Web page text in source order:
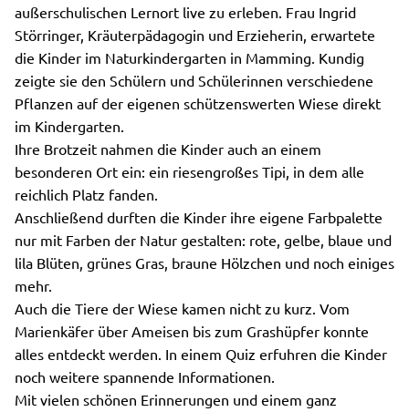
außerschulischen Lernort live zu erleben. Frau Ingrid
Störringer, Kräuterpädagogin und Erzieherin, erwartete
die Kinder im Naturkindergarten in Mamming. Kundig
zeigte sie den Schülern und Schülerinnen verschiedene
Pflanzen auf der eigenen schützenswerten Wiese direkt
im Kindergarten.
Ihre Brotzeit nahmen die Kinder auch an einem
besonderen Ort ein: ein riesengroßes Tipi, in dem alle
reichlich Platz fanden.
Anschließend durften die Kinder ihre eigene Farbpalette
nur mit Farben der Natur gestalten: rote, gelbe, blaue und
lila Blüten, grünes Gras, braune Hölzchen und noch einiges
mehr.
Auch die Tiere der Wiese kamen nicht zu kurz. Vom
Marienkäfer über Ameisen bis zum Grashüpfer konnte
alles entdeckt werden. In einem Quiz erfuhren die Kinder
noch weitere spannende Informationen.
Mit vielen schönen Erinnerungen und einem ganz